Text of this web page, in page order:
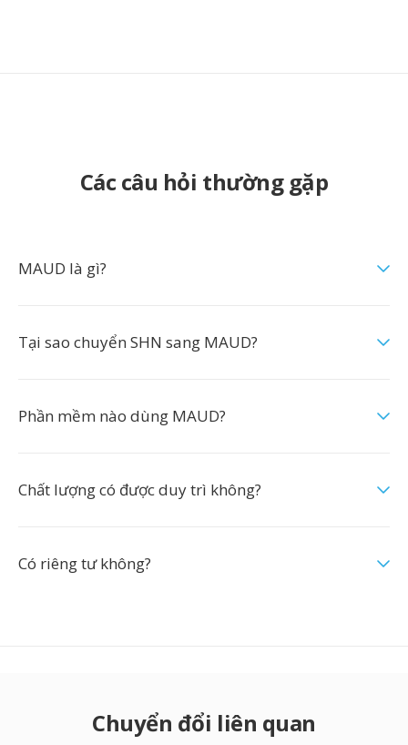
Các câu hỏi thường gặp
MAUD là gì?
Tại sao chuyển SHN sang MAUD?
Phần mềm nào dùng MAUD?
Chất lượng có được duy trì không?
Có riêng tư không?
Chuyển đổi liên quan